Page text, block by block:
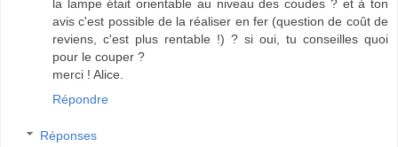
la lampe était orientable au niveau des coudes ? et à ton
avis c'est possible de la réaliser en fer (question de coût de
reviens, c'est plus rentable !) ? si oui, tu conseilles quoi
pour le couper ?
merci ! Alice.
Répondre
Réponses